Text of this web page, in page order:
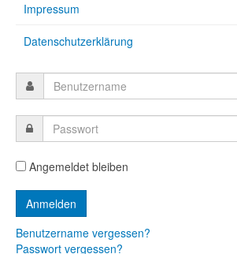
Impressum
Datenschutzerklärung
Angemeldet bleiben
Benutzername vergessen?
Passwort vergessen?